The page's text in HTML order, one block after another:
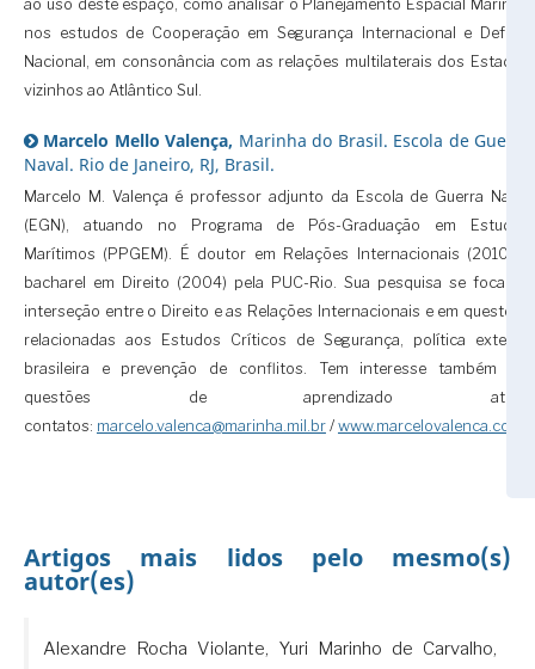
ao uso deste espaço, como analisar o Planejamento Espacial Marinho
nos estudos de Cooperação em Segurança Internacional e Defesa
Nacional, em consonância com as relações multilaterais dos Estados
vizinhos ao Atlântico Sul.
Marcelo Mello Valença, Marinha do Brasil. Escola de Guerra
Naval. Rio de Janeiro, RJ, Brasil.
Marcelo M. Valença é professor adjunto da Escola de Guerra Naval
(EGN), atuando no Programa de Pós-Graduação em Estudos
Marítimos (PPGEM). É doutor em Relações Internacionais (2010) e
bacharel em Direito (2004) pela PUC-Rio. Sua pesquisa se foca na
interseção entre o Direito e as Relações Internacionais e em questões
relacionadas aos Estudos Críticos de Segurança, política externa
brasileira e prevenção de conflitos. Tem interesse também em
questões de aprendizado ativo.
contatos: marcelo.valenca@marinha.mil.br/ www.marcelovalenca.com
Artigos mais lidos pelo mesmo(s)
autor(es)
Alexandre Rocha Violante, Yuri Marinho de Carvalho,